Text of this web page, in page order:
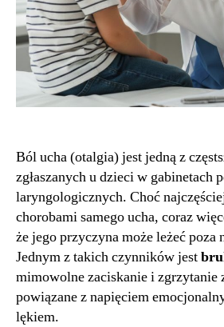
Ból ucha (otalgia) jest jedną z
zgłaszanych u dzieci w gabinetach
laryngologicznych. Choć
chorobami samego ucha, coraz
że jego przyczyna może leżeć poza
Jednym z takich czynników jest
mimowolne zaciskanie i zgrzytanie
powiązane z napięciem
lękiem.